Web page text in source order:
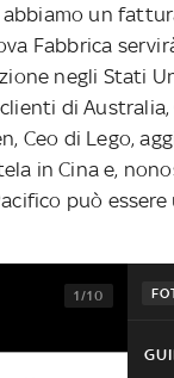
abbiamo un
Fabbrica
negli Stati
di Australia,
Ceo di Lego,
in Cina e,
può essere
1/10